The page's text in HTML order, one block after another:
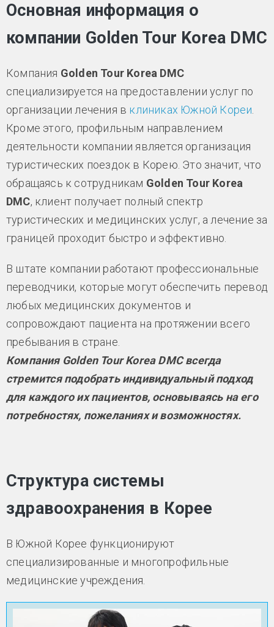
Основная информация о
компании Golden Tour Korea DMC
Компания Golden Tour Korea DMC
специализируется на предоставлении услуг по
организации лечения в клиниках Южной Кореи
Кроме этого, профильным направлением
деятельности компании является организация
туристических поездок в Корею. Это значит, что
обращаясь к сотрудникам Golden Tour Korea
DMC, клиент получает полный спектр
туристических и медицинских услуг, а лечение за
границей проходит быстро и эффективно.
В штате компании работают профессиональные
переводчики, которые могут обеспечить перевод
любых медицинских документов и
сопровождают пациента на протяжении всего
пребывания в стране.
Компания Golden Tour Korea DMC всегда
стремится подобрать индивидуальный подход
для каждого их пациентов, основываясь на его
потребностях, пожеланиях и возможностях.
Структура системы
здравоохранения в Корее
В Южной Корее функционируют
специализированные и многопрофильные
медицинские учреждения.